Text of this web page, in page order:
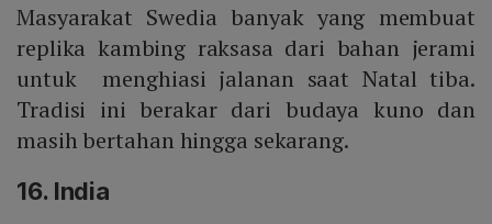
Masyarakat Swedia banyak yang membuat
replika kambing raksasa dari bahan jerami
untuk menghiasi jalanan saat Natal tiba.
Tradisi ini berakar dari budaya kuno dan
masih bertahan hingga sekarang.
16. India